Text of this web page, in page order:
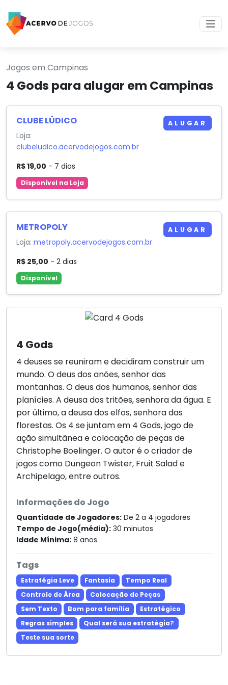
Jogos em Campinas
4 Gods para alugar em Campinas
4 Gods
4 deuses se reuniram e decidiram construir um
mundo. O deus dos anões, senhor das
montanhas. O deus dos humanos, senhor das
planícies. A deusa dos tritões, senhora da água. E
por último, a deusa dos elfos, senhora das
florestas. Os 4 se juntam em 4 Gods, jogo de
ação simultânea e colocação de peças de
Christophe Boelinger. O autor é o criador de
jogos como Dungeon Twister, Fruit Salad e
Archipelago, entre outros.
Informações do Jogo
Quantidade de Jogadores: De 2 a 4 jogadores
Tempo de Jogo(média): 30 minutos
Idade Mínima: 8 anos
Tags
Estratégia Leve Fantasia
Tempo Real
Controle de Área
Colocação de Peças
Sem Texto
Bom para família
Estratégico
Regras simples
Qual será sua estratégia?
Teste sua sorte
CLUBE LÚDICO
Loja:
clubeludico.acervodejogos.com.br
R$ 19,00 - 7 dias
Disponível na Loja
ALUGAR
METROPOLY
Loja:metropoly.acervodejogos.com.br
R$ 25,00 - 2 dias
Disponível
ALUGAR